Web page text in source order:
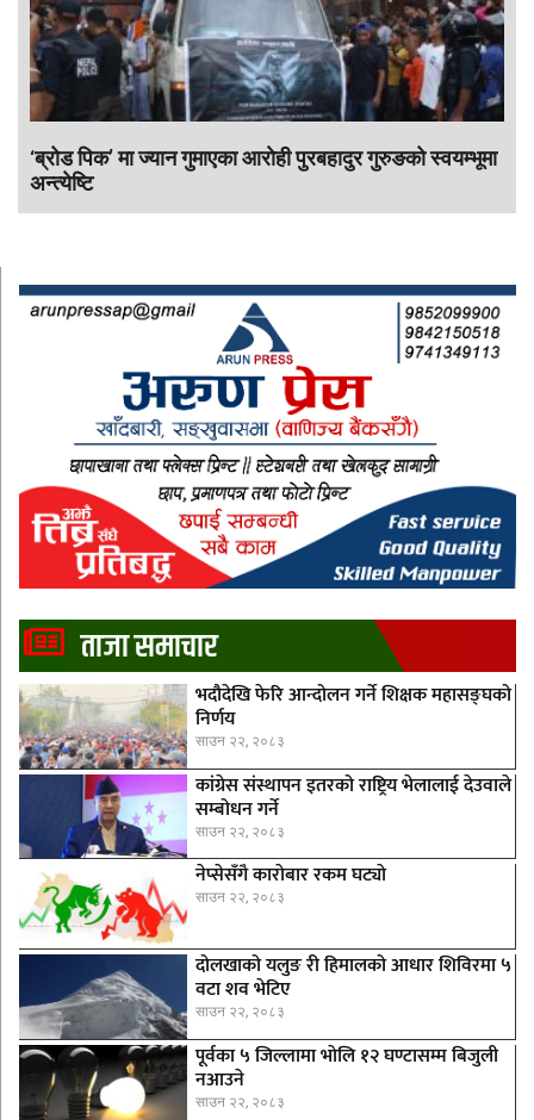
‘ब्रोड पिक’ मा ज्यान गुमाएका आराेही पुरबहादुर गुरुङको स्वयम्भूमा
अन्त्येष्टि
ताजा समाचार
भदौदेखि फेरि आन्दोलन गर्ने शिक्षक महासङ्घको
निर्णय
साउन २२, २०८३
कांग्रेस संस्थापन इतरको राष्ट्रिय भेलालाई देउवाले
सम्बोधन गर्ने
साउन २२, २०८३
नेप्सेसँगै काराेबार रकम घट्याे
साउन २२, २०८३
दोलखाको यलुङ री हिमालको आधार शिविरमा ५
वटा शव भेटिए
साउन २२, २०८३
पूर्वका ५ जिल्लामा भाेलि १२ घण्टासम्म बिजुली
नआउने
साउन २२, २०८३